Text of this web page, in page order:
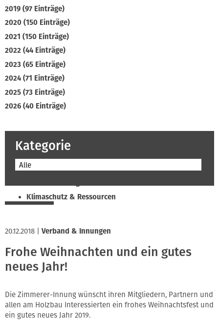
2019 (97 Einträge)
2020 (150 Einträge)
2021 (150 Einträge)
2022 (44 Einträge)
2023 (65 Einträge)
2024 (71 Einträge)
2025 (73 Einträge)
2026 (40 Einträge)
Kategorie
Alle
Klimaschutz & Ressourcen
Soziales & Tarifpolitik
Verband & Innungen
Innung
20.12.2018 Verband & Innungen
Frohe Weihnachten und ein gutes
neues Jahr!
Die Zimmerer-Innung wünscht ihren Mitgliedern, Partnern und
allen am Holzbau Interessierten ein frohes Weihnachtsfest und
ein gutes neues Jahr 2019.